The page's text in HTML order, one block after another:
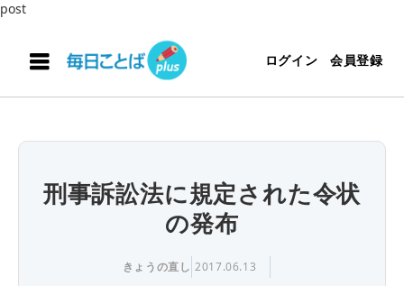
post
ログイン 会員登録
刑事訴訟法に規定された令状
の発布
きょうの直し 2017.06.13